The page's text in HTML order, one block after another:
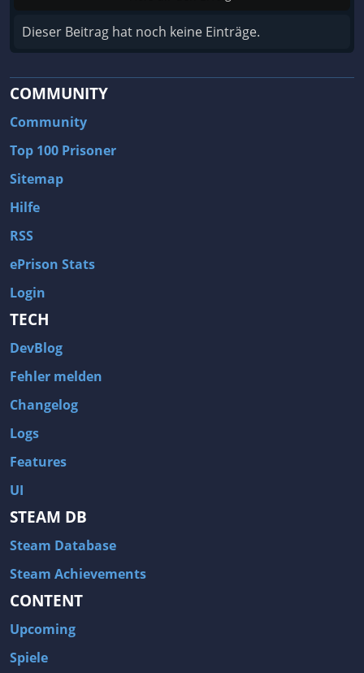
Dieser Beitrag hat noch keine Einträge.
COMMUNITY
Community
Top 100 Prisoner
Sitemap
Hilfe
RSS
ePrison Stats
Login
TECH
DevBlog
Fehler melden
Changelog
Logs
Features
UI
STEAM DB
Steam Database
Steam Achievements
CONTENT
Upcoming
Spiele